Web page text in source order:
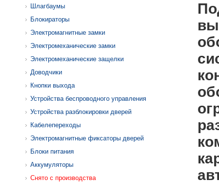
Шлагбаумы
Блокираторы
Электромагнитные замки
Электромеханические замки
Электромеханические защелки
Доводчики
Кнопки выхода
Устройства беспроводного управления
Устройства разблокировки дверей
Кабелепереходы
Электромагнитные фиксаторы дверей
Блоки питания
Аккумуляторы
Снято с производства